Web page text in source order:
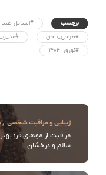
برچسب #استایل_عید
#طراحی_ناخن
#نوروز_۱۴۰۴
زیبایی و مراقبت شخصی ,
مراقبت از موهای فر:
سالم و درخشان